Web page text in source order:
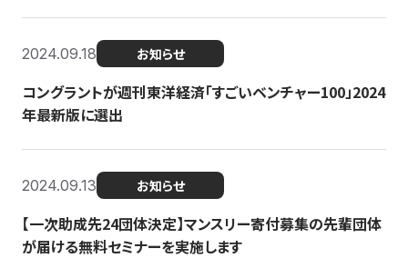
2024.09.18 お知らせ
コングラントが週刊東洋経済「すごいベンチャー100」2024
年最新版に選出
2024.09.13 お知らせ
【一次助成先24団体決定】マンスリー寄付募集の先輩団体
が届ける無料セミナーを実施します